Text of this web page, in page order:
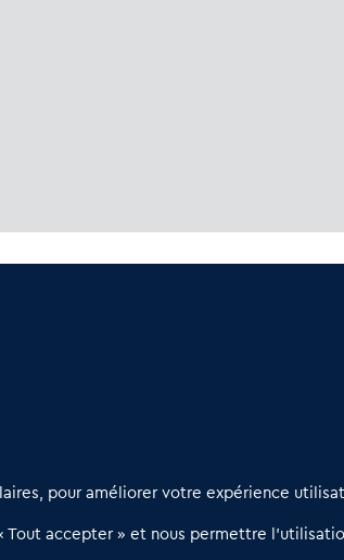
pour améliorer votre expérience
Tout accepter » et nous permettre